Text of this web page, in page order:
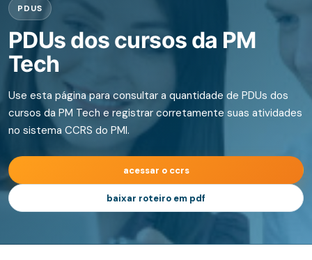
PDUS
PDUs dos cursos da PM
Tech
Use esta página para consultar a quantidade de PDUs dos
cursos da PM Tech e registrar corretamente suas atividades
no sistema CCRS do PMI.
acessar o ccrs
baixar roteiro em pdf